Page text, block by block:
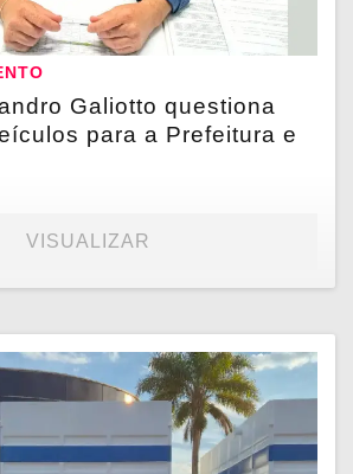
Galiotto questiona
para a Prefeitura e
VISUALIZAR